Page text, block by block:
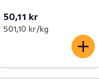
50,11 kr
501,10 kr /kg